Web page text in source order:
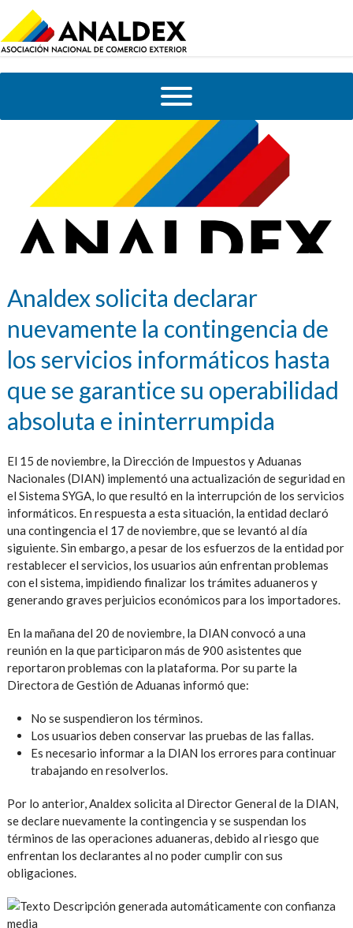
Analdex solicita declarar
nuevamente la contingencia de
los servicios informáticos hasta
que se garantice su operabilidad
absoluta e ininterrumpida
El 15 de noviembre, la Dirección de Impuestos y Aduanas
Nacionales (DIAN) implementó una actualización de seguridad en
el Sistema SYGA, lo que resultó en la interrupción de los servicios
informáticos. En respuesta a esta situación, la entidad declaró
una contingencia el 17 de noviembre, que se levantó al día
siguiente. Sin embargo, a pesar de los esfuerzos de la entidad por
restablecer el servicios, los usuarios aún enfrentan problemas
con el sistema, impidiendo finalizar los trámites aduaneros y
generando graves perjuicios económicos para los importadores.
En la mañana del 20 de noviembre, la DIAN convocó a una
reunión en la que participaron más de 900 asistentes que
reportaron problemas con la plataforma. Por su parte la
Directora de Gestión de Aduanas informó que:
No se suspendieron los términos.
Los usuarios deben conservar las pruebas de las fallas.
Es necesario informar a la DIAN los errores para continuar
trabajando en resolverlos.
Por lo anterior, Analdex solicita al Director General de la DIAN,
se declare nuevamente la contingencia y se suspendan los
términos de las operaciones aduaneras, debido al riesgo que
enfrentan los declarantes al no poder cumplir con sus
obligaciones.